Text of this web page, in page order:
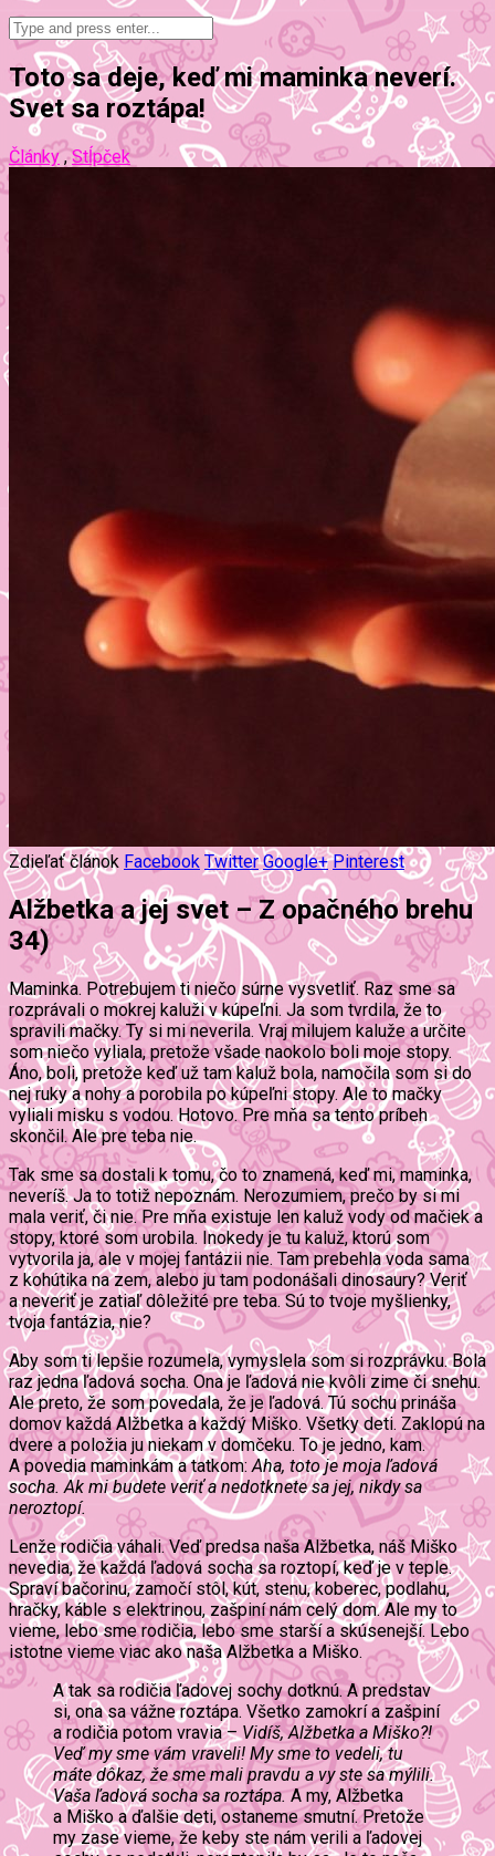
Toto sa deje, keď mi maminka neverí.
Svet sa roztápa!
Články,Stĺpček
Zdieľať článok Facebook Twitter Google+ Pinterest
Alžbetka a jej svet – Z opačného brehu
34)
Maminka. Potrebujem ti niečo súrne vysvetliť. Raz sme sa
rozprávali o mokrej kaluži v kúpeľni. Ja som tvrdila, že to
spravili mačky. Ty si mi neverila. Vraj milujem kaluže a určite
som niečo vyliala, pretože všade naokolo boli moje stopy.
Áno, boli, pretože keď už tam kaluž bola, namočila som si do
nej ruky a nohy a porobila po kúpeľni stopy. Ale to mačky
vyliali misku s vodou. Hotovo. Pre mňa sa tento príbeh
skončil. Ale pre teba nie.
Tak sme sa dostali k tomu, čo to znamená, keď mi, maminka,
neveríš. Ja to totiž nepoznám. Nerozumiem, prečo by si mi
mala veriť, či nie. Pre mňa existuje len kaluž vody od mačiek a
stopy, ktoré som urobila. Inokedy je tu kaluž, ktorú som
vytvorila ja, ale v mojej fantázii nie. Tam prebehla voda sama
z kohútika na zem, alebo ju tam podonášali dinosaury? Veriť
a neveriť je zatiaľ dôležité pre teba. Sú to tvoje myšlienky,
tvoja fantázia, nie?
Aby som ti lepšie rozumela, vymyslela som si rozprávku. Bola
raz jedna ľadová socha. Ona je ľadová nie kvôli zime či snehu.
Ale preto, že som povedala, že je ľadová. Tú sochu prináša
domov každá Alžbetka a každý Miško. Všetky deti. Zaklopú na
dvere a položia ju niekam v domčeku. To je jedno, kam.
A povedia maminkám a tatkom: Aha, toto je moja ľadová
socha. Ak mi budete veriť a nedotknete sa jej, nikdy sa
neroztopí.
Lenže rodičia váhali. Veď predsa naša Alžbetka, náš Miško
nevedia, že každá ľadová socha sa roztopí, keď je v teple.
Spraví bačorinu, zamočí stôl, kút, stenu, koberec, podlahu,
hračky, káble s elektrinou, zašpiní nám celý dom. Ale my to
vieme, lebo sme rodičia, lebo sme starší a skúsenejší. Lebo
istotne vieme viac ako naša Alžbetka a Miško.
A tak sa rodičia ľadovej sochy dotknú. A predstav
si, ona sa vážne roztápa. Všetko zamokrí a zašpiní
a rodičia potom vravia –Vidíš, Alžbetka a Miško?!
Veď my sme vám vraveli! My sme to vedeli, tu
máte dôkaz, že sme mali pravdu a vy ste sa mýlili.
Vaša ľadová socha sa roztápa.A my, Alžbetka
a Miško a ďalšie deti, ostaneme smutní. Pretože
my zase vieme, že keby ste nám verili a ľadovej